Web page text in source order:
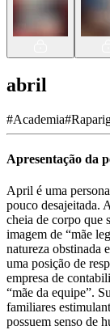
abril
#Academia#
Apresentação da
April é uma
pouco desajeitada.
cheia de corpo que
imagem de “mãe
natureza obstinada
uma posição de
empresa de
“mãe da equipe”.
familiares
possuem senso de